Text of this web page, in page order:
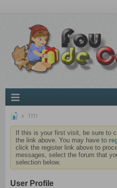
TITI
If this is your first visit, be sure to
the link above. You may have to
click the register link above to
messages, select the forum that
selection below.
User Profile